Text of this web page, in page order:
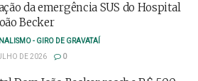
da emergência SUS do Hospital
Becker
- GIRO DE GRAVATAÍ
DE 2026
0